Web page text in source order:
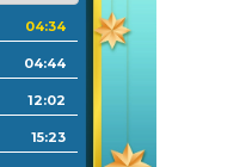
04:34
04:44
12:02
15:23